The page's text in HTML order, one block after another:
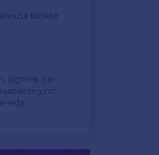
birlikte
ölçmek için
elde